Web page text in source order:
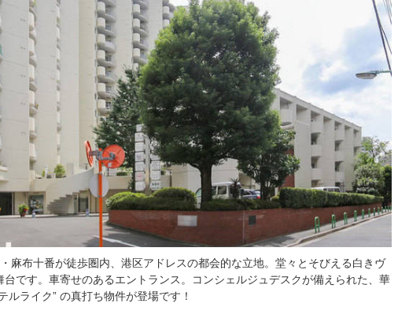
麻布十番が徒歩圏内、港区アドレスの都会的な立地。堂々とそびえる白きヴ
台です。車寄せのあるエントランス。コンシェルジュデスクが備えられた、華
ルライク” の真打ち物件が登場です！